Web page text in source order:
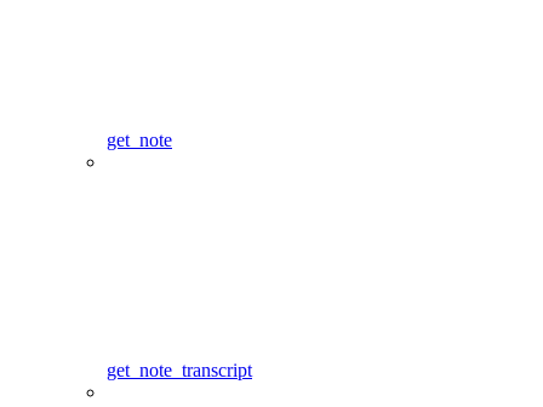
get_note
get_note_transcript